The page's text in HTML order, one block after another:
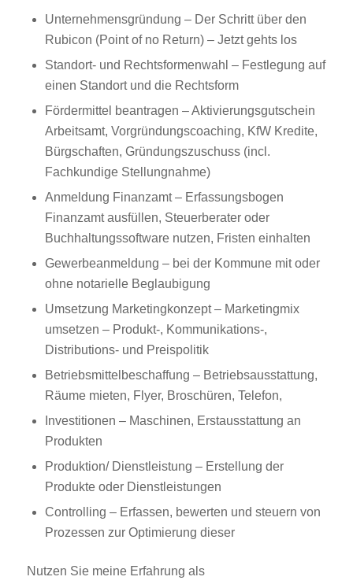
Unternehmensgründung – Der Schritt über den
Rubicon (Point of no Return) – Jetzt gehts los
Standort- und Rechtsformenwahl – Festlegung auf
einen Standort und die Rechtsform
Fördermittel beantragen –Aktivierungsgutschein
Arbeitsamt, Vorgründungscoaching, KfW Kredite,
Bürgschaften, Gründungszuschuss(incl.
Fachkundige Stellungnahme)
Anmeldung Finanzamt – Erfassungsbogen
Finanzamt ausfüllen, Steuerberater oder
Buchhaltungssoftware nutzen, Fristen einhalten
Gewerbeanmeldung – bei der Kommune mit oder
ohne notarielle Beglaubigung
Umsetzung Marketingkonzept – Marketingmix
umsetzen – Produkt-, Kommunikations-,
Distributions- und Preispolitik
Betriebsmittelbeschaffung – Betriebsausstattung,
Räume mieten, Flyer, Broschüren, Telefon,
Investitionen – Maschinen, Erstausstattung an
Produkten
Produktion/ Dienstleistung – Erstellung der
Produkte oder Dienstleistungen
Controlling – Erfassen, bewerten und steuern von
Prozessen zur Optimierung dieser
Nutzen Sie meine Erfahrung als